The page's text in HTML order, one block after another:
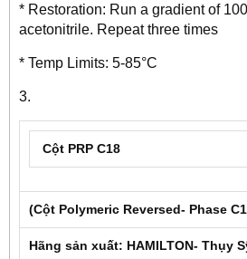
* Restoration: Run a gradient of
acetonitrile. Repeat three times
* Temp Limits: 5-85°C
3.
Cột PRP C18
(Cột Polymeric Reversed- Phase
Hãng sản xuất: HAMILTON- Thụy